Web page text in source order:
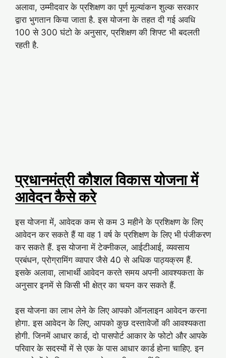
अलावा, उम्मीदवार के प्रशिक्षण का पूर्ण मूल्यांकन शुल्क सरकार
द्वारा भुगतान किया जाता है. इस योजना के तहत दी गई अवधि
100 से 300 घंटो के अनुसार, प्रशिक्षण की शिफ्ट भी बदलती
रहती है.
प्रधानमंत्री कौशल विकास योजना में
आवेदन कैसे करे
इस योजना में, आवेदक कम से कम 3 महीने के प्रशिक्षण के लिए
आवेदन कर सकते हैं या वह 1 वर्ष के प्रशिक्षण के लिए भी पंजीकरण
कर सकते हैं. इस योजना में टेक्नीकल, आईटीआई, व्यवसाय
प्रबंधन, प्रोग्रामिंग व्यापार जैसे 40 से अधिक पाठ्यक्रम हैं.
इसके अलावा, लाभार्थी आवेदन करते समय अपनी आवश्यकता के
अनुसार इनमें से किसी भी क्षेत्र का चयन कर सकते हैं.
इस योजना का लाभ लेने के लिए आपको ऑनलाइन आवेदन करना
होगा. इस आवेदन के लिए, आपको कुछ दस्तावेजों की आवश्यकता
होगी. जिनमें आधार कार्ड, दो पासपोर्ट आकार के फोटो और आपके
परिवार के सदस्यों में से एक के पास आधार कार्ड होना चाहिए. इन